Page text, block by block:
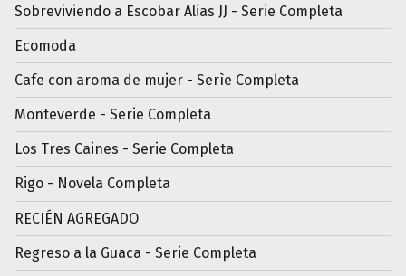
Sobreviviendo a Escobar Alias JJ - Serie Completa
Ecomoda
Cafe con aroma de mujer - Serìe Completa
Monteverde - Serie Completa
Los Tres Caines - Serie Completa
Rigo - Novela Completa
RECIÉN AGREGADO
Regreso a la Guaca - Serie Completa